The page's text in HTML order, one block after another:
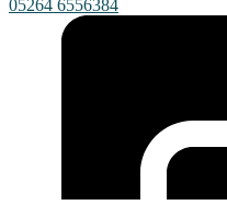
05264 6556384